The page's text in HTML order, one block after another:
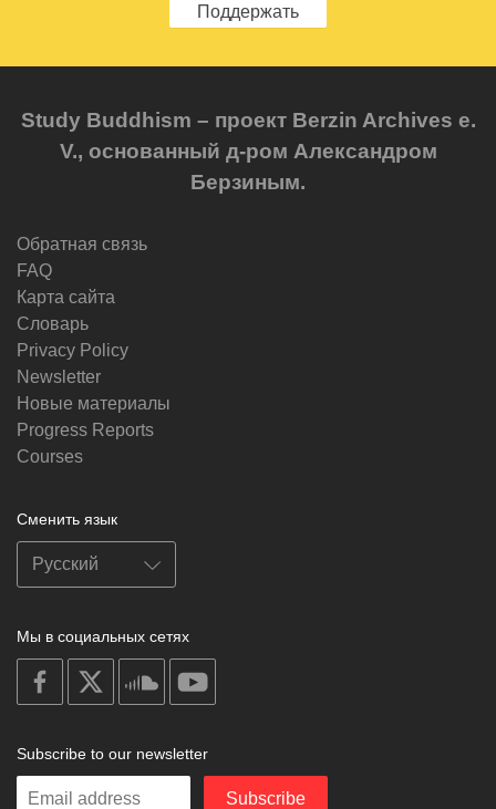
Поддержать
Study Buddhism – проект Berzin Archives e.
V., основанный д-ром Александром
Берзиным.
Обратная связь
FAQ
Карта сайта
Словарь
Privacy Policy
Newsletter
Новые материалы
Progress Reports
Courses
Сменить язык
Мы в социальных сетях
on
facebook
soundcloud
Subscribe to our newsletter
Enter
Subscribe